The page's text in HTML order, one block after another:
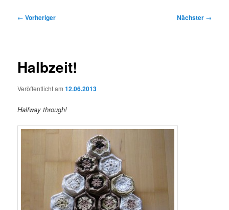
Beitragsnavigation
← Vorheriger Nächster →
Halbzeit!
Veröffentlicht am12.06.2013
Halfway through!